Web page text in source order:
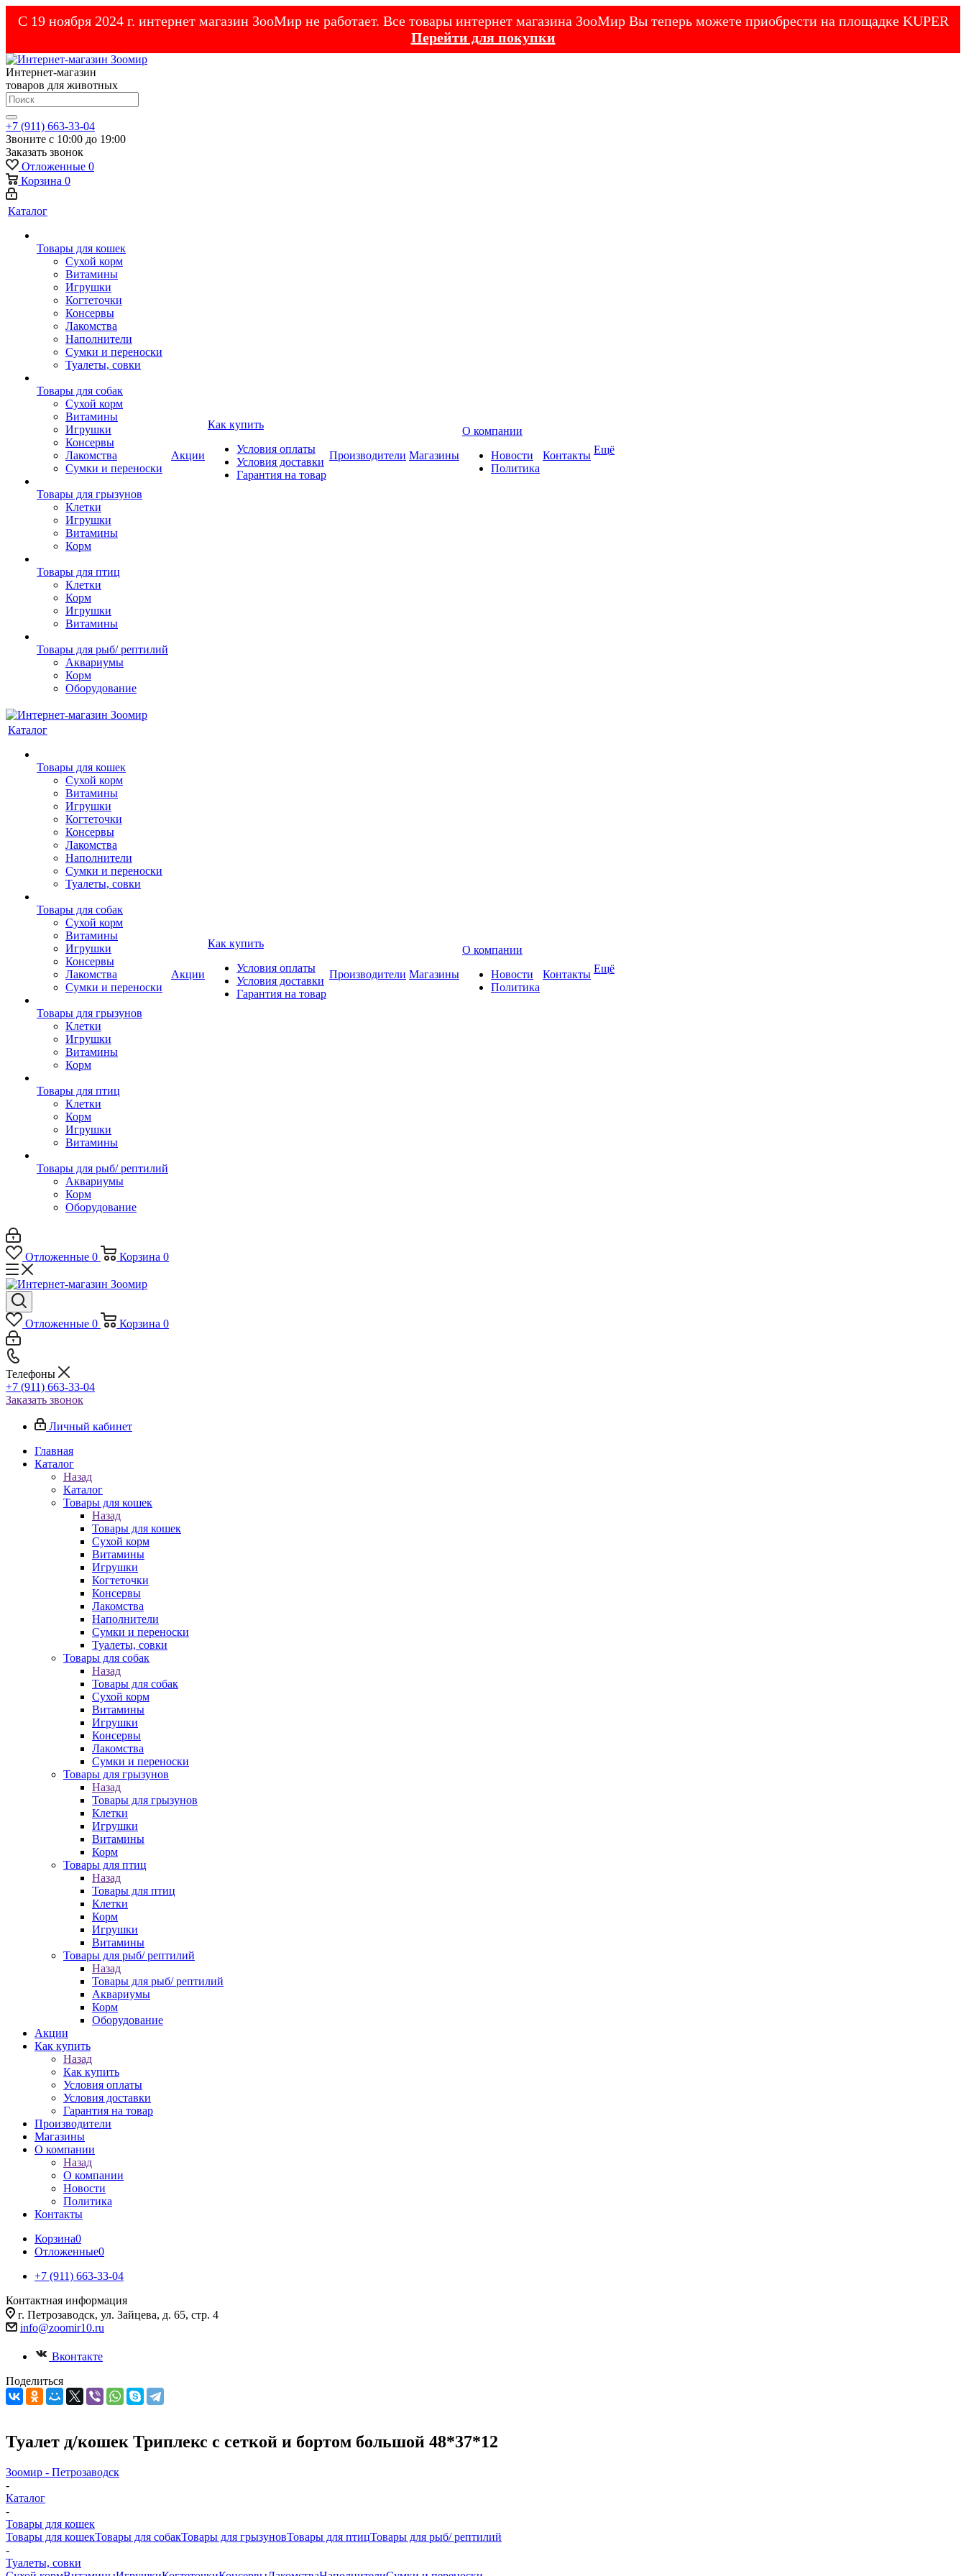
С 19 ноября 2024 г. интернет магазин ЗооМир не работает. Все товары интернет магазина ЗооМир Вы теперь можете приобрести на площадке KUPER
Перейти для покупки
Интернет-магазин
товаров для животных
+7 (911) 663-33-04
Звоните с 10:00 до 19:00
Заказать звонок
Отложенные 0
Корзина 0
Каталог
Товары для кошек
Cухой корм
Витамины
Игрушки
Когтеточки
Консервы
Лакомства
Наполнители
Сумки и переноски
Туалеты, совки
Товары для собак
Cухой корм
Витамины
Игрушки
Консервы
Лакомства
Сумки и переноски
Товары для грызунов
Клетки
Игрушки
Витамины
Корм
Товары для птиц
Клетки
Корм
Игрушки
Витамины
Товары для рыб/ рептилий
Аквариумы
Корм
Оборудование
Акции
Как купить
Условия оплаты
Условия доставки
Гарантия на товар
Производители Магазины
О компании
Новости
Политика
Контакты Ещё
Каталог
Товары для кошек
Cухой корм
Витамины
Игрушки
Когтеточки
Консервы
Лакомства
Наполнители
Сумки и переноски
Туалеты, совки
Товары для собак
Cухой корм
Витамины
Игрушки
Консервы
Лакомства
Сумки и переноски
Товары для грызунов
Клетки
Игрушки
Витамины
Корм
Товары для птиц
Клетки
Корм
Игрушки
Витамины
Товары для рыб/ рептилий
Аквариумы
Корм
Оборудование
Акции
Как купить
Условия оплаты
Условия доставки
Гарантия на товар
Производители Магазины
О компании
Новости
Политика
Контакты Ещё
Отложенные 0 Корзина 0
Отложенные 0 Корзина 0
Телефоны
+7 (911) 663-33-04
Заказать звонок
Личный кабинет
Главная
Каталог
Назад
Каталог
Товары для кошек
Назад
Товары для кошек
Cухой корм
Витамины
Игрушки
Когтеточки
Консервы
Лакомства
Наполнители
Сумки и переноски
Туалеты, совки
Товары для собак
Назад
Товары для собак
Cухой корм
Витамины
Игрушки
Консервы
Лакомства
Сумки и переноски
Товары для грызунов
Назад
Товары для грызунов
Клетки
Игрушки
Витамины
Корм
Товары для птиц
Назад
Товары для птиц
Клетки
Корм
Игрушки
Витамины
Товары для рыб/ рептилий
Назад
Товары для рыб/ рептилий
Аквариумы
Корм
Оборудование
Акции
Как купить
Назад
Как купить
Условия оплаты
Условия доставки
Гарантия на товар
Производители
Магазины
О компании
Назад
О компании
Новости
Политика
Контакты
Корзина0
Отложенные0
+7 (911) 663-33-04
Контактная информация
г. Петрозаводск, ул. Зайцева, д. 65, стр. 4
info@zoomir10.ru
Вконтакте
Поделиться
Туалет д/кошек Триплекс с сеткой и бортом большой 48*37*12
Зоомир - Петрозаводск
-
Каталог
-
Товары для кошек
Товары для кошекТовары для собакТовары для грызуновТовары для птицТовары для рыб/ рептилий
-
Туалеты, совки